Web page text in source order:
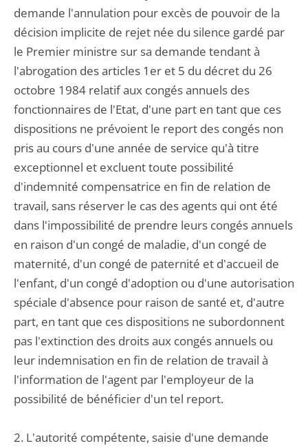
demande l'annulation pour excès de pouvoir de la
décision implicite de rejet née du silence gardé par
le Premier ministre sur sa demande tendant à
l'abrogation des articles 1er et 5 du décret du 26
octobre 1984 relatif aux congés annuels des
fonctionnaires de l'Etat, d'une part en tant que ces
dispositions ne prévoient le report des congés non
pris au cours d'une année de service qu'à titre
exceptionnel et excluent toute possibilité
d'indemnité compensatrice en fin de relation de
travail, sans réserver le cas des agents qui ont été
dans l'impossibilité de prendre leurs congés annuels
en raison d'un congé de maladie, d'un congé de
maternité, d'un congé de paternité et d'accueil de
l'enfant, d'un congé d'adoption ou d'une autorisation
spéciale d'absence pour raison de santé et, d'autre
part, en tant que ces dispositions ne subordonnent
pas l'extinction des droits aux congés annuels ou
leur indemnisation en fin de relation de travail à
l'information de l'agent par l'employeur de la
possibilité de bénéficier d'un tel report.
2. L'autorité compétente, saisie d'une demande